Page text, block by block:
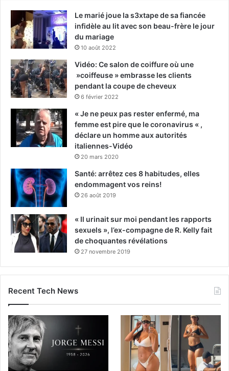
Le marié joue la s3xtape de sa fiancée
infidèle au lit avec son beau-frère le jour
du mariage
10 août 2022
Vidéo: Ce salon de coiffure où une
»coiffeuse » embrasse les clients
pendant la coupe de cheveux
6 février 2022
« Je ne peux pas rester enfermé, ma
femme est pire que le coronavirus « ,
déclare un homme aux autorités
italiennes-Vidéo
20 mars 2020
Santé: arrêtez ces 8 habitudes, elles
endommagent vos reins!
26 août 2019
« Il urinait sur moi pendant les rapports
sexuels », l’ex-compagne de R. Kelly fait
de choquantes révélations
27 novembre 2019
Recent Tech News